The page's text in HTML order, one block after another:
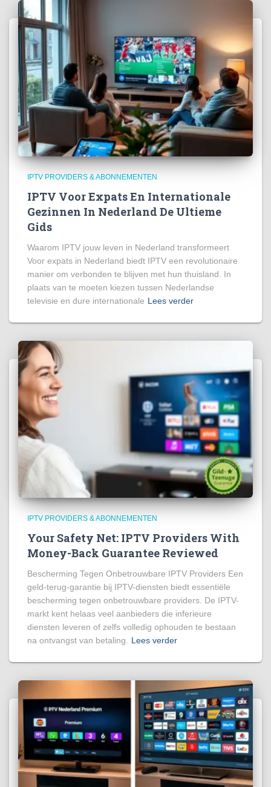
IPTV PROVIDERS & ABONNEMENTEN
IPTV Voor Expats En Internationale
Gezinnen In Nederland De Ultieme
Gids
Waarom IPTV jouw leven in Nederland transformeert
Voor expats in Nederland biedt IPTV een revolutionaire
manier om verbonden te blijven met hun thuisland. In
plaats van te moeten kiezen tussen Nederlandse
televisie en dure internationale Lees verder
IPTV PROVIDERS & ABONNEMENTEN
Your Safety Net: IPTV Providers With
Money-Back Guarantee Reviewed
Bescherming Tegen Onbetrouwbare IPTV Providers Een
geld-terug-garantie bij IPTV-diensten biedt essentiële
bescherming tegen onbetrouwbare providers. De IPTV-
markt kent helaas veel aanbieders die inferieure
diensten leveren of zelfs volledig ophouden te bestaan
na ontvangst van betaling.
Lees verder